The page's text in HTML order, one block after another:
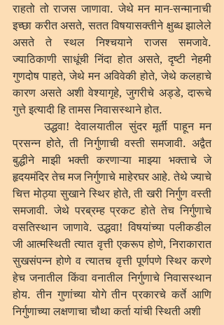
राहतो तो राजस जाणावा. जेथे मन मान-सन्मानाची
इच्छा करीत असते, सतत विषयासक्तीने क्षुब्ध झालेले
असते ते स्थल निश्चयाने राजस समजावे.
ज्याठिकाणी साधूंची निंदा होत असते, दृष्टी नेहमी
गुणदोष पाहते, जेथे मन अविवेकी होते, जेथे कलहाचे
कारण असते अशी वेश्यागृहे, जुगरीचे अड्डे, दारूचे
गुत्ते इत्यादी हि तामस निवासस्थाने होत.
	उद्धवा! देवालयातील सुंदर मूर्ती पाहून मन
प्रसन्न होते, ती निर्गुणाची वस्ती समजावी. अद्वैत
बुद्धीने माझी भक्ती करणाऱ्या माझ्या भक्ताचे जे
हृदयमंदिर तेच मज निर्गुणाचे माहेरघर आहे. तेथे ज्याचे
चित्त मोठ्या सुखाने स्थिर होते, ती खरी निर्गुण वस्ती
समजावी. जेथे परब्रम्ह प्रकट होते तेच निर्गुणाचे
वसतिस्थान जाणावे. उद्धवा! विषयांच्या पलीकडील
जी आत्मस्थिती त्यात वृत्ती एकरूप होणे, निराकारात
सुखसंपन्न होणे व त्यातच वृत्ती पूर्णपणे स्थिर करणे
हेच जनातील किंवा वनातील निर्गुणाचे निवासस्थान
होय. तीन गुणांच्या योगे तीन प्रकारचे कर्ते आणि
निर्गुणाच्या लक्षणाचा चौथा कर्ता यांची स्थिती अशी